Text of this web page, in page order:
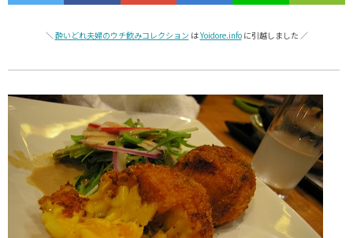
＼ 酔いどれ夫婦のウチ飲みコレクション はYoidore.infoに引越しました ／